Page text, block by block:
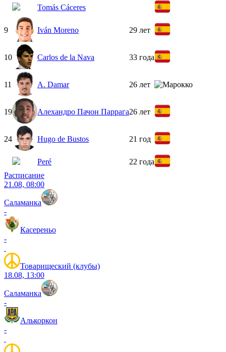
Tomás Cáceres
9 Iván Moreno 29 лет
10 Carlos de la Nava 33 года
11 A. Damar 26 лет
19 Алехандро Пачон Паррага26 лет
24 Hugo de Bustos 21 год
Peré
22 года
Расписание
21.08, 08:00
Саламанка
-
Касереньо
-
Товарищеский (клубы)
18.08, 13:00
Саламанка
-
Алькоркон
-